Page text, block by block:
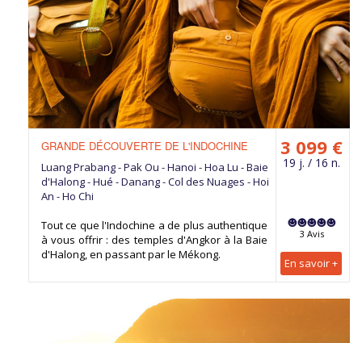
3 099 €
19 j. / 16 n.
3 Avis
En savoir +
GRANDE DÉCOUVERTE DE L'INDOCHINE
Luang Prabang - Pak Ou - Hanoi - Hoa Lu - Baie
d'Halong - Hué - Danang - Col des Nuages - Hoi
An - Ho Chi
Tout ce que l'Indochine a de plus authentique
à vous offrir : des temples d'Angkor à la Baie
d'Halong, en passant par le Mékong.